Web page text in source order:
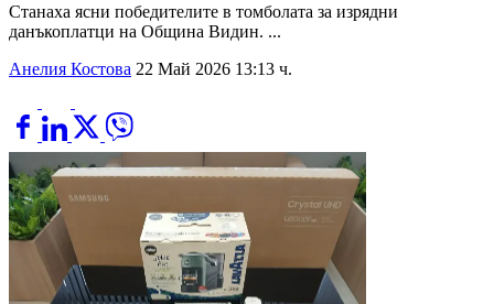
Станаха ясни победителите в томболата за изрядни
данъкоплатци на Община Видин. ...
Анелия Костова 22 Май 2026 13:13 ч.